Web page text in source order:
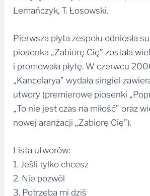
piosenka „Zabiorę Cię” została
i promowała płytę. W czerwcu
„Kancelarya” wydała singiel
utwory (premierowe piosenki
„To nie jest czas na miłość” oraz
nowej aranżacji „Zabiorę Cię”).
1. Jeśli tylko chcesz
2. Nie pozwól
3. Potrzeba mi dziś
4. Szalona